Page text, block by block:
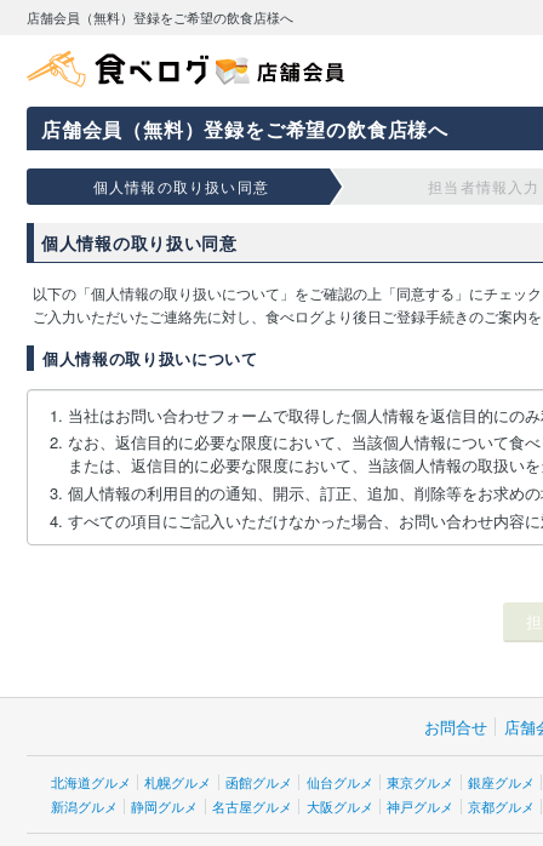
店舗会員（無料）登録をご希望の飲食店様へ
店舗会員（無料）登録をご希望の飲食店様へ
個人情報の取り扱い同意 担当者情報入力
個人情報の取り扱い同意
以下の「個人情報の取り扱いについて」をご確認の上「同意する」にチェッ
ご入力いただいたご連絡先に対し、食べログより後日ご登録手続きのご案内
個人情報の取り扱いについて
当社はお問い合わせフォームで取得した個人情報を返信目的にの
なお、返信目的に必要な限度において、当該個人情報について食
または、返信目的に必要な限度において、当該個人情報の取扱い
個人情報の利用目的の通知、開示、訂正、追加、削除等をお求め
すべての項目にご記入いただけなかった場合、お問い合わせ内容
お問合せ 店舗
北海道グルメ 札幌グルメ 函館グルメ 仙台グルメ 東京グルメ
銀座グルメ
新潟グルメ
静岡グルメ 名古屋グルメ 大阪グルメ 神戸グルメ 京都グルメ